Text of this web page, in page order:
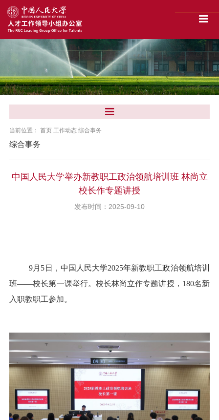
当前位置：首页 工作动态 综合事务
综合事务
中国人民大学举办新教职工政治领航培训班 林尚立
校长作专题讲授
发布时间：2025-09-10
9月5日，中国人民大学2025年新教职工政治领航培训
班——校长第一课举行。校长林尚立作专题讲授，180名新
入职教职工参加。